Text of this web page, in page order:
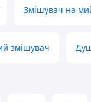
Змішувач на
змішувач